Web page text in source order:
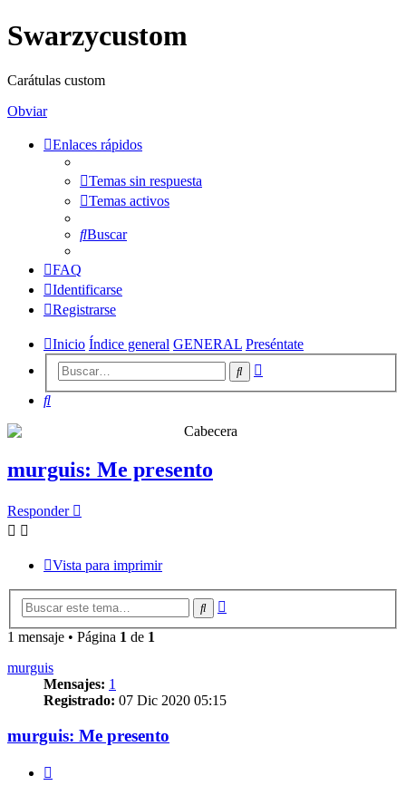
Swarzycustom
Carátulas custom
Obviar
Enlaces rápidos
Temas sin respuesta
Temas activos
Buscar
FAQ
Identificarse
Registrarse
Inicio Índice general GENERAL Preséntate
Buscar
Buscar
murguis: Me presento
Responder
Vista para imprimir
Buscar
1 mensaje • Página 1 de 1
murguis
Mensajes: 1
Registrado: 07 Dic 2020 05:15
murguis: Me presento